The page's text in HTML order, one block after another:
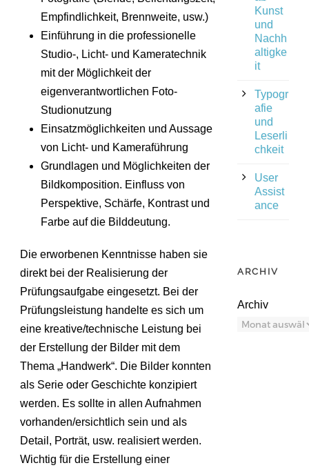
Empfindlichkeit, Brennweite, usw.)
Einführung in die professionelle
Studio-, Licht- und Kameratechnik
mit der Möglichkeit der
eigenverantwortlichen Foto-
Studionutzung
Einsatzmöglichkeiten und Aussage
von Licht- und Kameraführung
Grundlagen und Möglichkeiten der
Bildkomposition. Einfluss von
Perspektive, Schärfe, Kontrast und
Farbe auf die Bilddeutung.
Die erworbenen Kenntnisse haben sie
direkt bei der Realisierung der
Prüfungsaufgabe eingesetzt. Bei der
Prüfungsleistung handelte es sich um
eine kreative/technische Leistung bei
der Erstellung der Bilder mit dem
Thema „Handwerk“. Die Bilder konnten
als Serie oder Geschichte konzipiert
werden. Es sollte in allen Aufnahmen
vorhanden/ersichtlich sein und als
Detail, Porträt, usw. realisiert werden.
Wichtig für die Erstellung einer
Kunst
und
Nachh
altigke
it
Typogr
afie
und
Leserli
chkeit
User
Assist
ance
ARCHIV
Archiv